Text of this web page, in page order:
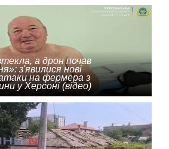
а дрон почав
з'явилися нові
на фермера з
у Херсоні (відео)